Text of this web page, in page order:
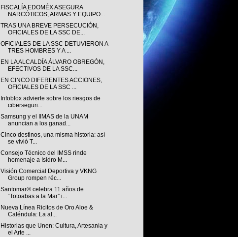
FISCALÍA EDOMÉX ASEGURA
NARCÓTICOS, ARMAS Y EQUIPO...
TRAS UNA BREVE PERSECUCIÓN,
OFICIALES DE LA SSC DE...
OFICIALES DE LA SSC DETUVIERON A
TRES HOMBRES Y A ...
EN LA ALCALDÍA ÁLVARO OBREGÓN,
EFECTIVOS DE LA SSC...
EN CINCO DIFERENTES ACCIONES,
OFICIALES DE LA SSC ...
Infoblox advierte sobre los riesgos de
ciberseguri...
Samsung y el IIMAS de la UNAM
anuncian a los ganad...
Cinco destinos, una misma historia: así
se vivió T...
Consejo Técnico del IMSS rinde
homenaje a Isidro M...
Visión Comercial Deportiva y VKNG
Group rompen réc...
Santomar® celebra 11 años de
“Totoabas a la Mar” i...
Nueva Línea Ricitos de Oro Aloe &
Caléndula: La al...
Historias que Unen: Cultura, Artesanía y
el Arte ...